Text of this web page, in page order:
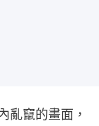
亂竄的畫面，